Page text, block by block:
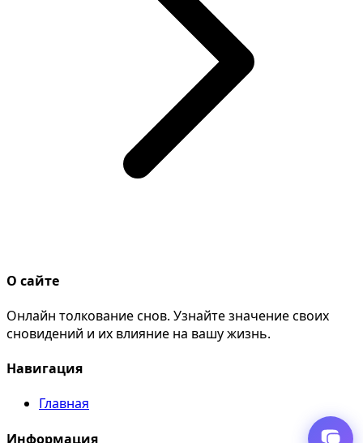
О сайте
Онлайн толкование снов. Узнайте значение своих
сновидений и их влияние на вашу жизнь.
Навигация
Главная
Информация